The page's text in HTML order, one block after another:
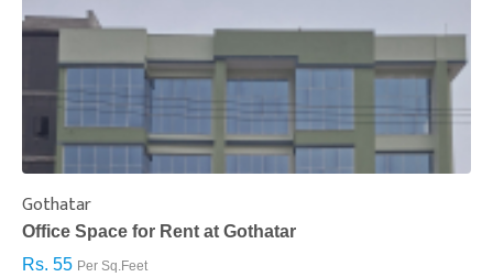
Gothatar
Office Space for Rent at Gothatar
Rs. 55 Per Sq.Feet